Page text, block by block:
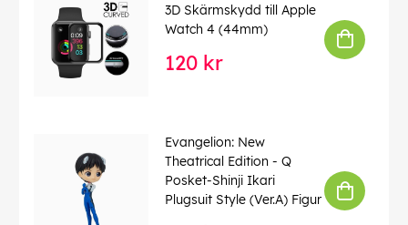
3D Skärmskydd till Apple
Watch 4 (44mm)
120 kr
Evangelion: New
Theatrical Edition - Q
Posket-Shinji Ikari
Plugsuit Style (Ver.A) Figur